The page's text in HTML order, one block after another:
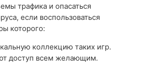
трафика и опасаться
если воспользоваться
которого:
коллекцию таких игр.
доступ всем желающим.